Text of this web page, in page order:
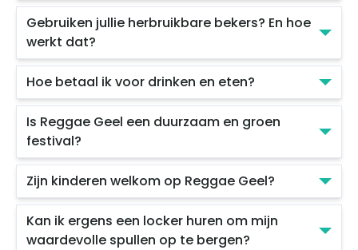
Gebruiken jullie herbruikbare bekers? En hoe
werkt dat?
Hoe betaal ik voor drinken en eten?
Is Reggae Geel een duurzaam en groen
festival?
Zijn kinderen welkom op Reggae Geel?
Kan ik ergens een locker huren om mijn
waardevolle spullen op te bergen?